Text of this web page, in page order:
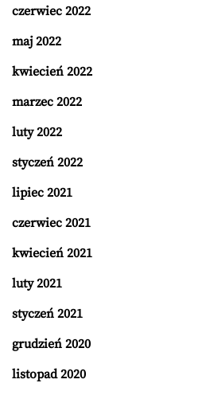
czerwiec 2022
maj 2022
kwiecień 2022
marzec 2022
luty 2022
styczeń 2022
lipiec 2021
czerwiec 2021
kwiecień 2021
luty 2021
styczeń 2021
grudzień 2020
listopad 2020